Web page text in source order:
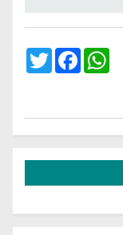
Twitter
FacebookWhatsApp